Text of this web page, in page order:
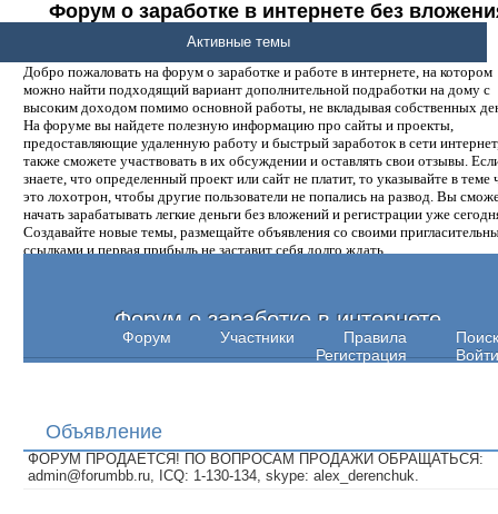
Форум о заработке в интернете без
денег.
Добро пожаловать на форум о заработке и работе в интернете, на котором
можно найти подходящий вариант дополнительной подработки на дому с
высоким доходом помимо основной работы, не вкладывая собственных
На форуме вы найдете полезную информацию про сайты и проекты,
предоставляющие удаленную работу и быстрый заработок в сети
также сможете участвовать в их обсуждении и оставлять свои отзывы.
знаете, что определенный проект или сайт не платит, то указывайте в теме
это лохотрон, чтобы другие пользователи не попались на развод. Вы
начать зарабатывать легкие деньги без вложений и регистрации уже
Создавайте новые темы, размещайте объявления со своими
ссылками и первая прибыль не заставит себя долго ждать.
Форум о заработке в интернете
Форум Участники Правила
Поиск
Регистрация
Войти
Активные темы
Объявление
ФОРУМ ПРОДАЕТСЯ! ПО ВОПРОСАМ ПРОДАЖИ ОБРАЩАТЬСЯ:
admin@forumbb.ru, ICQ: 1-130-134, skype: alex_derenchuk.